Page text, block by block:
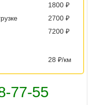
1800 ₽
2700 ₽
7200 ₽
28 ₽/км